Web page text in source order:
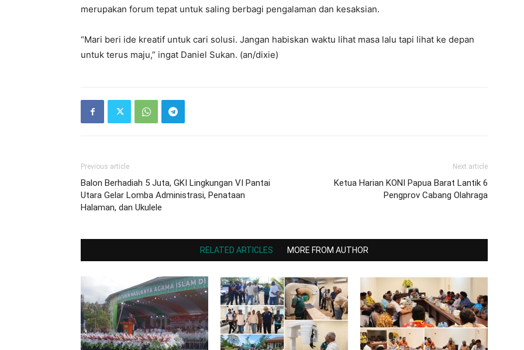
merupakan forum tepat untuk saling berbagi pengalaman dan kesaksian.
“Mari beri ide kreatif untuk cari solusi. Jangan habiskan waktu lihat masa lalu tapi lihat ke depan
untuk terus maju,” ingat Daniel Sukan. (an/dixie)
Previous article
Balon Berhadiah 5 Juta, GKI Lingkungan VI Pantai
Utara Gelar Lomba Administrasi, Penataan
Halaman, dan Ukulele
Next article
Ketua Harian KONI Papua Barat Lantik 6
Pengprov Cabang Olahraga
RELATED ARTICLES MORE FROM AUTHOR